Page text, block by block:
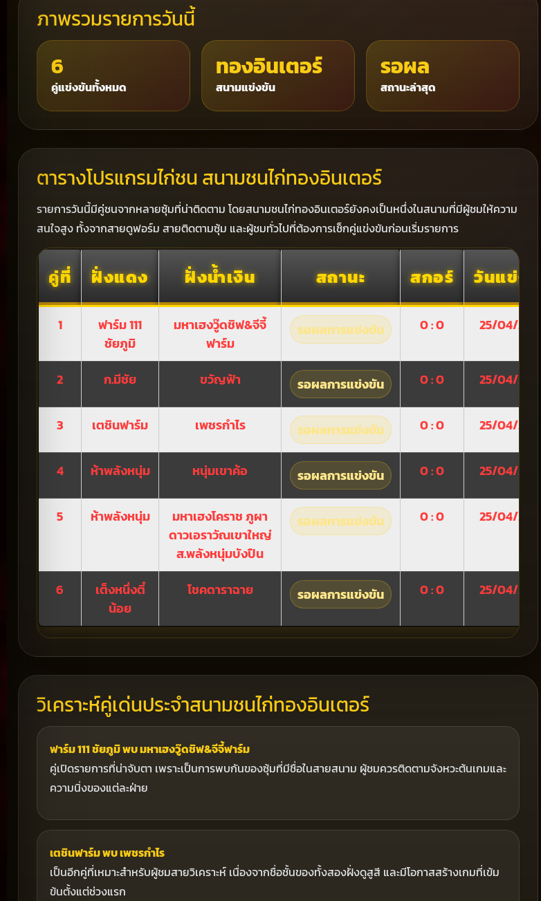
ภาพรวมรายการวันนี้
6
คู่แข่งขันทั้งหมด
ทองอินเตอร์
สนามแข่งขัน
รอผล
สถานะล่าสุด
ตารางโปรแกรมไก่ชน สนามชนไก่ทองอินเตอร์
รายการวันนี้มีคู่ชนจากหลายซุ้มที่น่าติดตาม โดยสนามชนไก่ทองอินเตอร์ยังคงเป็นหนึ่งในสนามที่มีผู้ชมให้ความ
สนใจสูง ทั้งจากสายดูฟอร์ม สายติดตามซุ้ม และผู้ชมทั่วไปที่ต้องการเช็กคู่แข่งขันก่อนเริ่มรายการ
คู่ที่ ฝั่งแดง ฝั่งน้ำเงิน สถานะ สกอร์ วันแข่งขัน
1
ฟาร์ม 111
ชัยภูมิ
มหาเฮงวู๊ดชิฟ&จีจี้
ฟาร์ม
รอผลการแข่งขัน 0 : 0 25/04/2026
2 ก.มีชัย ขวัญฟ้า รอผลการแข่งขัน 0 : 0 25/04/2026
3 เตชินฟาร์ม เพชรกำไร รอผลการแข่งขัน 0 : 0 25/04/2026
4 ห้าพลังหนุ่ม หนุ่มเขาค้อ รอผลการแข่งขัน 0 : 0 25/04/2026
5 ห้าพลังหนุ่ม
มหาเฮงโคราช ภูผา
ดาวเอราวัณเขาใหญ่
ส.พลังหนุ่มบังปืน
รอผลการแข่งขัน 0 : 0 25/04/2026
6
เต็งหนึ่งตี๋
น้อย
โชคดาราฉาย รอผลการแข่งขัน 0 : 0 25/04/2026
วิเคราะห์คู่เด่นประจำสนามชนไก่ทองอินเตอร์
ฟาร์ม 111 ชัยภูมิ พบ มหาเฮงวู๊ดชิฟ&จีจี้ฟาร์ม
คู่เปิดรายการที่น่าจับตา เพราะเป็นการพบกันของซุ้มที่มีชื่อในสายสนาม ผู้ชมควรติดตามจังหวะต้นเกมและ
ความนิ่งของแต่ละฝ่าย
เตชินฟาร์ม พบ เพชรกำไร
เป็นอีกคู่ที่เหมาะสำหรับผู้ชมสายวิเคราะห์ เนื่องจากชื่อชั้นของทั้งสองฝั่งดูสูสี และมีโอกาสสร้างเกมที่เข้ม
ข้นตั้งแต่ช่วงแรก